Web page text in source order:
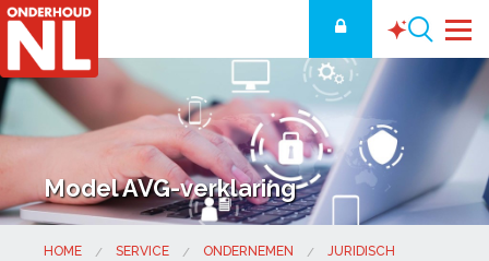
Model AVG-verklaring
HOME SERVICE ONDERNEMEN JURIDISCH